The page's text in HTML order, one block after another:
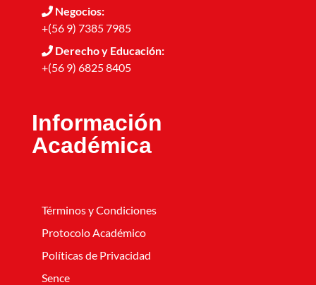
Negocios:
+(56 9) 7385 7985
Derecho y Educación:
+(56 9) 6825 8405
Información
Académica
Términos y Condiciones
Protocolo Académico
Políticas de Privacidad
Sence